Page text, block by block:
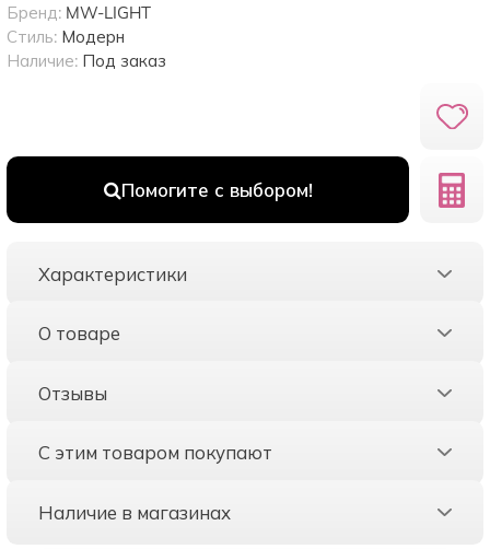
Помогите с выбором!
Бренд: MW-LIGHT
Стиль: Модерн
Наличие: Под заказ
Характеристики
О товаре
Отзывы
С этим товаром покупают
Наличие в магазинах